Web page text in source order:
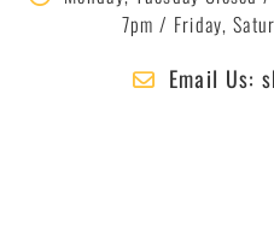
7pm / Friday,
Email Us: